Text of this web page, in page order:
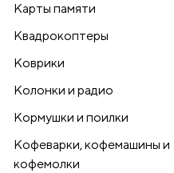
Карты памяти
Квадрокоптеры
Коврики
Колонки и радио
Кормушки и поилки
Кофеварки, кофемашины и
кофемолки